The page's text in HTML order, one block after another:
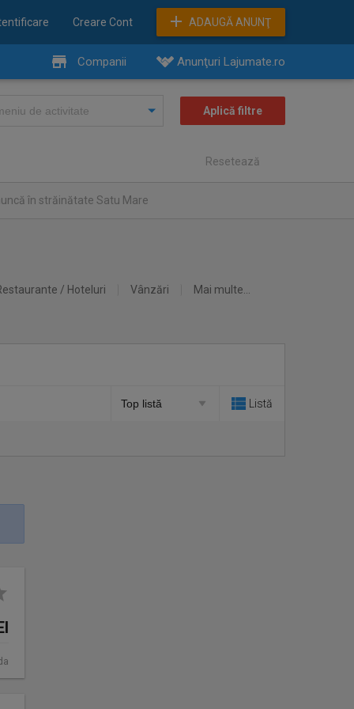
Creare Cont ADAUGĂ ANUNŢ
Companii Anunţuri Lajumate.ro
Resetează
în străinătate Satu Mare
/ Hoteluri Vânzări Mai multe...
Listă